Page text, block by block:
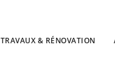
TRAVAUX & RÉNOVATION